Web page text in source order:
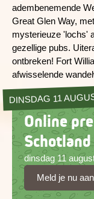
adembenemende
Great Glen Way,
mysterieuze 'lochs'
gezellige pubs.
ontbreken! Fort
afwisselende
DINSDAG 11
Online
Schotland
dinsdag 11
Meld je nu aan